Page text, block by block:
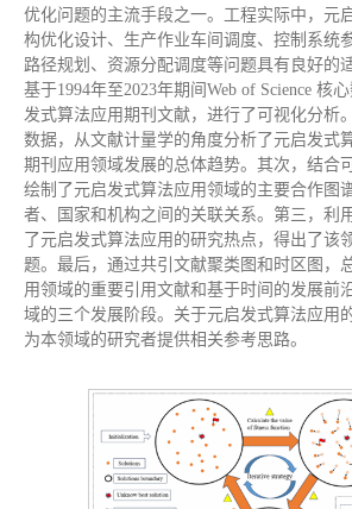
优化问题的主流手段之一。工程实际中，元
构优化设计、生产作业车间调度、控制系统
路径规划、资源分配调度等问题具有良好的
基于1994年至2023年期间Web of Science 核
发式算法应用期刊文献，进行了可视化分析
数据，从文献计量学的角度分析了元启发式
期刊应用领域发展的总体趋势。其次，结合可
绘制了元启发式算法应用领域的主要合作图
者、国家和机构之间的关联关系。第三，利
了元启发式算法应用的研究热点，得出了该
题。最后，通过共引文献聚类图和时区图，
用领域的重要引用文献和基于时间的发展前
域的三个发展阶段。关于元启发式算法应用
为本领域的研究者提供相关参考思路。